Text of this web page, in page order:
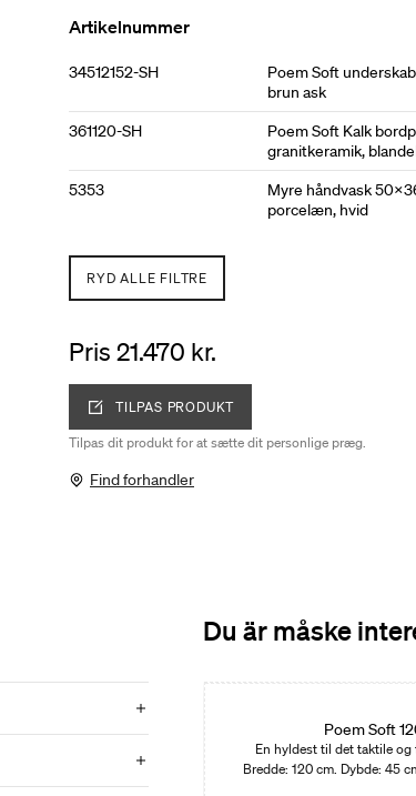
Artikelnummer
34512152-SH
Poem Soft
brun ask
361120-SH
Poem Soft Kalk
granitkeramik,
5353
Myre håndvask
porcelæn, hvid
RYD ALLE FILTRE
Pris 21.470 kr.
TILPAS PRODUKT
Tilpas dit produkt for at sætte dit personlige præg.
Find forhandler
Du är måske
Poem Soft
En hyldest til det taktile
Bredde: 120 cm. Dybde: 45